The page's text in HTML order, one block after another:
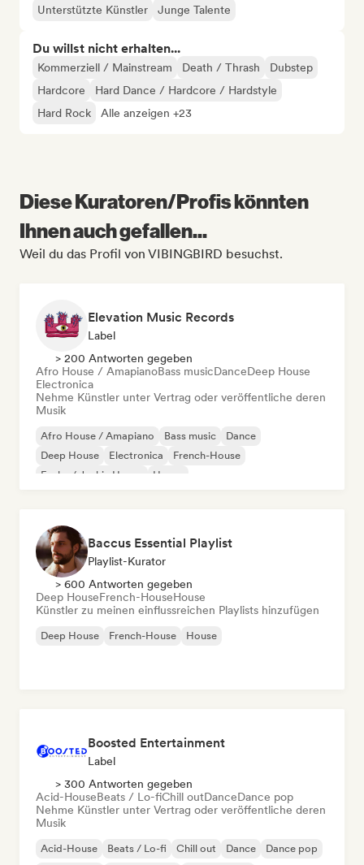
Unterstützte Künstler Junge Talente
Du willst nicht erhalten...
Kommerziell / Mainstream Death / Thrash
Dubstep
Hardcore
Hard Dance / Hardcore / Hardstyle
Hard Rock
Alle anzeigen +23
Diese Kuratoren/Profis könnten
Ihnen auch gefallen...
Weil du das Profil von VIBINGBIRD besuchst.
Elevation Music Records
Label
> 200 Antworten gegeben
Afro House / AmapianoBass musicDanceDeep House
Electronica
Nehme Künstler unter Vertrag oder veröffentliche deren
Musik
Afro House / Amapiano Bass music
Dance
Deep House
Electronica
French-House
Funky / Jackin House
House
Baccus Essential Playlist
Playlist-Kurator
> 600 Antworten gegeben
Deep HouseFrench-HouseHouse
Künstler zu meinen einflussreichen Playlists hinzufügen
Deep House French-House House
Boosted Entertainment
Label
> 300 Antworten gegeben
Acid-HouseBeats / Lo-fiChill outDanceDance pop
Nehme Künstler unter Vertrag oder veröffentliche deren
Musik
Acid-House Beats / Lo-fi Chill out Dance
Dance pop